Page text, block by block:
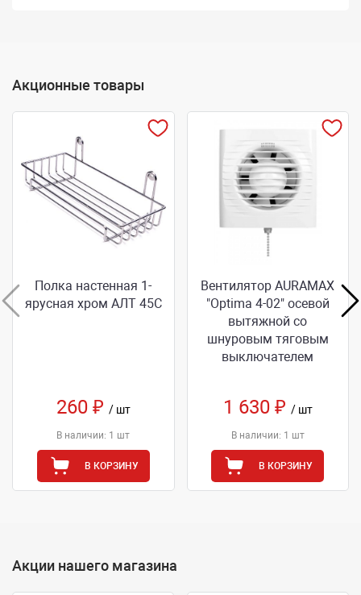
Акционные товары
Полка настенная 1-
ярусная хром АЛТ 45С
260 ₽ / шт
В наличии: 1 шт
В КОРЗИНУ
Вентилятор AURAMAX
"Optima 4-02" осевой
вытяжной со
шнуровым тяговым
выключателем
1 630 ₽ / шт
В наличии: 1 шт
В КОРЗИНУ
Акции нашего магазина